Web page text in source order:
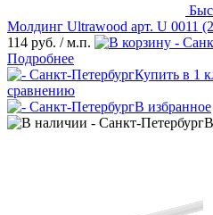
Молдинг Ultrawood арт. U 0011
114 руб. / м.п.
Подробнее
Купить в 1
сравнению
В избранное